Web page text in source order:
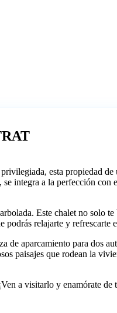
esta propiedad
integra a la perfección
Este chalet no solo
relajarte y refrescarte
de aparcamiento para dos
paisajes que rodean la
a visitarlo y enamórate de